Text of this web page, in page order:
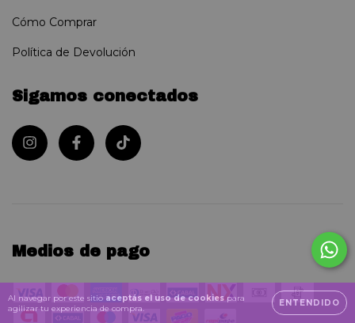
Al navegar por este sitio aceptás el uso de cookiespara
agilizar tu experiencia de compra.
ENTENDIDO
Cómo Comprar
Política de Devolución
Sigamos conectados
Medios de pago